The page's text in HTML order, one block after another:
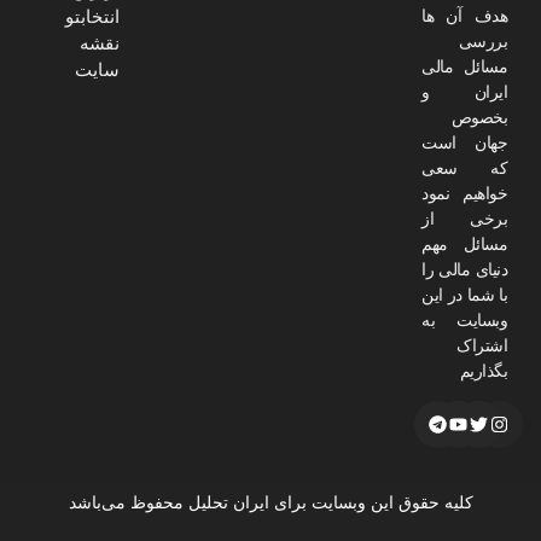
هدف آن ها
بررسی
مسائل مالی
ایران و
بخصوص
جهان است
که سعی
خواهیم نمود
برخی از
مسائل مهم
دنیای مالی را
با شما در این
وبسایت به
اشتراک
بگذاریم
انتخابتو
نقشه
سایت
کلیه حقوق این وبسایت برای ایران تحلیل محفوظ می‌باشد